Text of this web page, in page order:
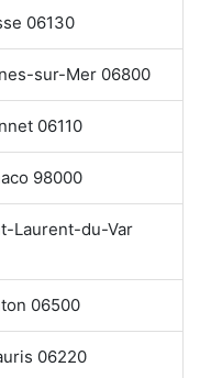
06130
sur-Mer 06800
06110
98000
Laurent-du-Var
06500
06220